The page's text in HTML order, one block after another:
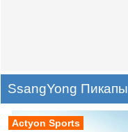
SsangYong Пикапы
Actyon Sports